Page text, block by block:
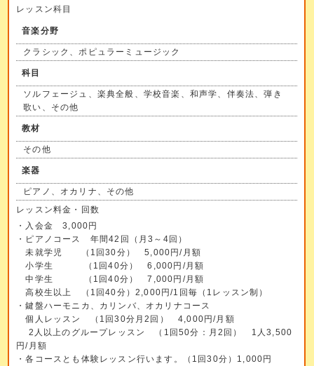
レッスン科目
音楽分野
クラシック、ポピュラーミュージック
科目
ソルフェージュ、楽典全般、学校音楽、和声学、伴奏法、弾き
歌い、その他
教材
その他
楽器
ピアノ、オカリナ、その他
レッスン料金・回数
・入会金 3,000円
・ピアノコース 年間42回（月3～4回）
未就学児 （1回30分） 5,000円/月額
小学生 （1回40分） 6,000円/月額
中学生 （1回40分） 7,000円/月額
高校生以上 （1回40分）2,000円/1回毎（1レッスン制）
・鍵盤ハーモニカ、カリンバ、オカリナコース
個人レッスン （1回30分月2回） 4,000円/月額
2人以上のグループレッスン （1回50分：月2回） 1人3,500
円/月額
・各コースとも体験レッスン行います。（1回30分）1,000円